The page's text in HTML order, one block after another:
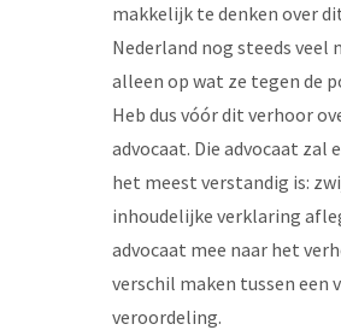
makkelijk te denken over
Nederland nog steeds veel
alleen op wat ze tegen de
Heb dus vóór dit verhoor
advocaat. Die advocaat zal
het meest verstandig is:
inhoudelijke verklaring
advocaat mee naar het
verschil maken tussen een
veroordeling.